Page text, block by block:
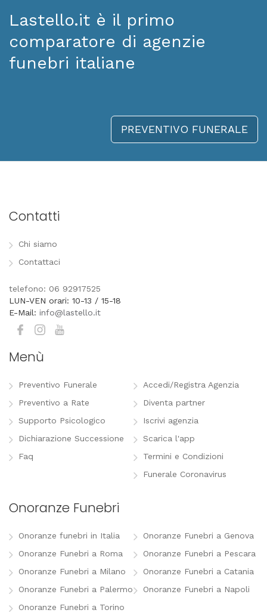
Lastello.it è il primo
comparatore di agenzie
funebri italiane
PREVENTIVO FUNERALE
Contatti
Chi siamo
Contattaci
telefono: 06 92917525
LUN-VEN orari: 10-13 / 15-18
E-Mail: info@lastello.it
Menù
Preventivo Funerale
Preventivo a Rate
Supporto Psicologico
Dichiarazione Successione
Faq
Accedi/Registra Agenzia
Diventa partner
Iscrivi agenzia
Scarica l'app
Termini e Condizioni
Funerale Coronavirus
Onoranze Funebri
Onoranze funebri in Italia
Onoranze Funebri a Roma
Onoranze Funebri a Milano
Onoranze Funebri a Palermo
Onoranze Funebri a Torino
Onoranze Funebri a Genova
Onoranze Funebri a Pescara
Onoranze Funebri a Catania
Onoranze Funebri a Napoli